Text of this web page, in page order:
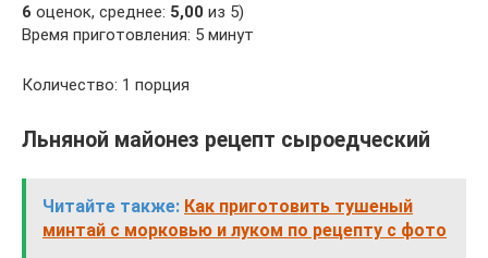
6 оценок, среднее: 5,00 из 5)
Время приготовления: 5 минут
Количество: 1 порция
Льняной майонез рецепт сыроедческий
Читайте также: Как приготовить тушеный
минтай с морковью и луком по рецепту с фото